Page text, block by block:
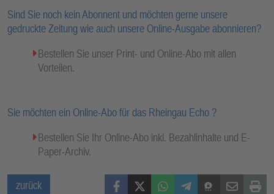
Sind Sie noch kein Abonnent und möchten gerne unsere
gedruckte Zeitung wie auch unsere Online-Ausgabe abonnieren?
Bestellen Sie unser Print- und Online-Abo mit allen
Vorteilen.
Sie möchten ein Online-Abo für das Rheingau Echo ?
Bestellen Sie Ihr Online-Abo inkl. Bezahlinhalte und E-
Paper-Archiv.
zurück FacebookX (Twitter)WhatsAppTelegramThreemaMail Print